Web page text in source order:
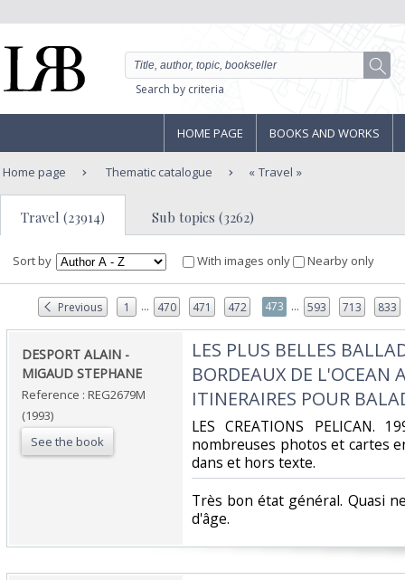
Search by criteria
HOME PAGE BOOKS AND WORKS
Home page Thematic catalogue Travel
Travel (23914) Sub topics (3262)
Sort by With images only Nearby only
Previous 1 ... 470 471 472 473 ... 593 713 833
‎DESPORT ALAIN -
MIGAUD STEPHANE‎
Reference : REG2679M
(1993)
See the book
‎LES PLUS BELLES
BORDEAUX DE L'OCEAN
ITINERAIRES POUR
‎LES CREATIONS PELICAN.
nombreuses photos et cartes
dans et hors texte.‎
‎Très bon état général. Quasi
d'âge.‎